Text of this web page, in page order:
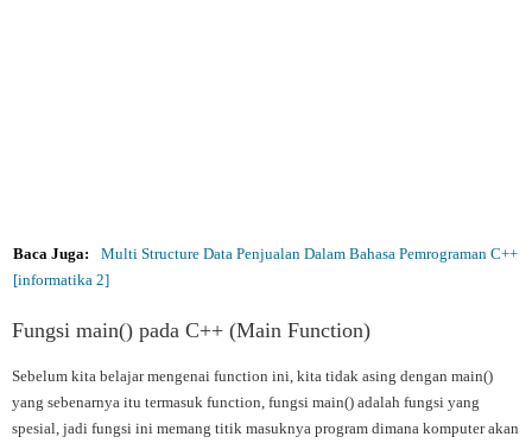
Baca Juga:
Multi Structure Data Penjualan Dalam Bahasa Pemrograman C++
[informatika 2]
Fungsi main() pada C++ (Main Function)
Sebelum kita belajar mengenai function ini, kita tidak asing dengan main()
yang sebenarnya itu termasuk function, fungsi main() adalah fungsi yang
spesial, jadi fungsi ini memang titik masuknya program dimana komputer akan